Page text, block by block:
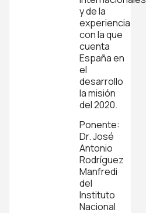
y de la
experiencia
con la que
cuenta
España en
el
desarrollo
la misión
del 2020.
Ponente:
Dr. José
Antonio
Rodríguez
Manfredi
del
Instituto
Nacional